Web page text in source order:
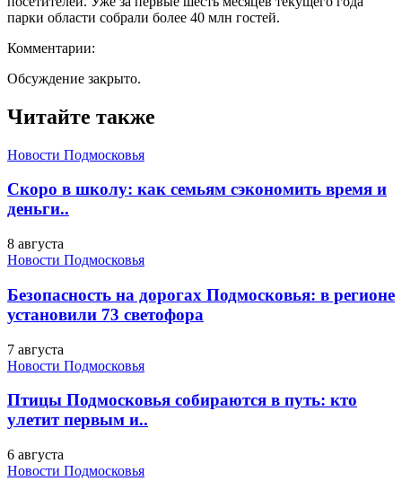
парки области собрали более 40 млн гостей.
Комментарии:
Обсуждение закрыто.
Читайте также
Новости Подмосковья
Скоро в школу: как семьям сэкономить время и
деньги..
8 августа
Новости Подмосковья
Безопасность на дорогах Подмосковья: в регионе
установили 73 светофора
7 августа
Новости Подмосковья
Птицы Подмосковья собираются в путь: кто
улетит первым и..
6 августа
Новости Подмосковья